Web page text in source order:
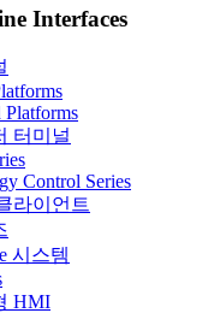
Interfaces
Platforms
터미널
Control Series
라이언트
시스템
HMI